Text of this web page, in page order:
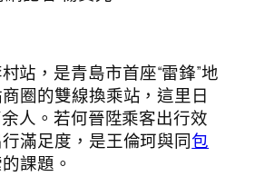
站，是青島市首座“雷鋒”地
圈的雙線換乘站，這里日
人。若何晉陞乘客出行效
滿足度，是王倫珂與同包
課題。